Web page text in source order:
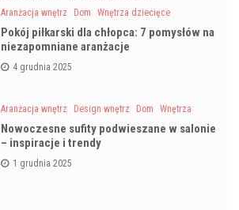
Aranżacja wnętrz
Dom Wnętrza dziecięce
Pokój piłkarski dla chłopca: 7 pomysłów na
niezapomniane aranżacje
4 grudnia 2025
Aranżacja wnętrz Design wnętrz Dom Wnętrza
Nowoczesne sufity podwieszane w salonie
– inspiracje i trendy
1 grudnia 2025